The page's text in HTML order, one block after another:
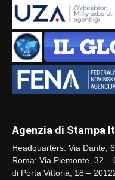
Agenzia di Stampa
Headquarters: Via Dante,
Roma: Via Piemonte, 32
di Porta Vittoria, 18 –